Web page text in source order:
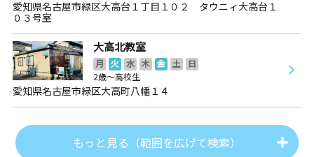
愛知県名古屋市緑区大高台１丁目１０２ タウニィ大高台１
０３号室
大高北教室
月 火 水 木 金 土
日
2歳～高校生
愛知県名古屋市緑区大高町八幡１４
もっと見る（範囲を広げて検索）